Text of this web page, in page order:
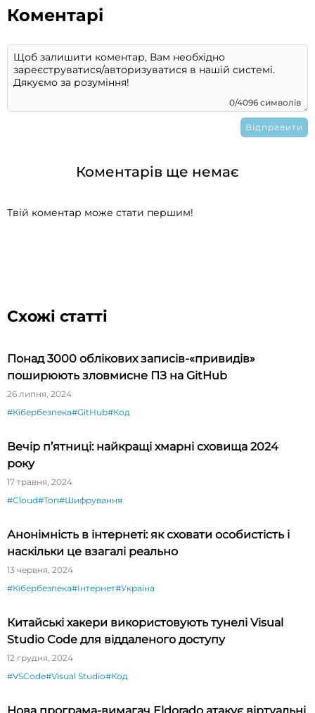
Коментарі
0/4096 символів
Коментарів ще немає
Твій коментар може стати першим!
Схожі статті
Понад 3000 облікових записів-«привидів»
поширюють зловмисне ПЗ на GitHub
26 липня, 2024
#Кібербезпека#GitHub#Код
Вечір п’ятниці: найкращі хмарні сховища 2024
року
17 травня, 2024
#Cloud#Топ#Шифрування
Анонімність в інтернеті: як сховати особистість і
наскільки це взагалі реально
13 червня, 2024
#Кібербезпека#Інтернет#Україна
Китайські хакери використовують тунелі Visual
Studio Code для віддаленого доступу
12 грудня, 2024
#VSCode#Visual Studio#Код